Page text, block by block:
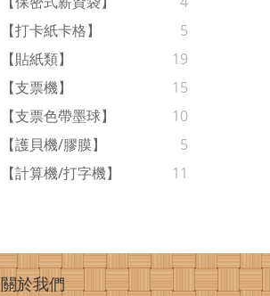
【打卡紙卡格】
5
【貼紙類】
19
【支票機】
15
【支票色帶墨球】
10
【護貝機/膠膜】
5
【計算機/打字機】
11
關於我們